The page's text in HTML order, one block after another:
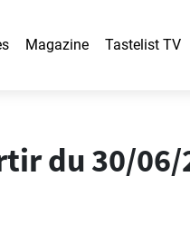
Magazine Tastelist TV
du 30/06/